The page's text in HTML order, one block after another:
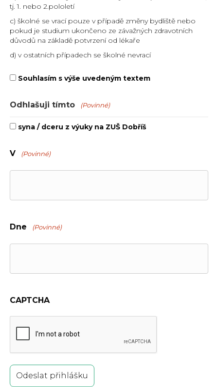
tj. 1. nebo 2.pololetí
c) školné se vrací pouze v případě změny bydliště nebo
pokud je studium ukončeno ze závažných zdravotních
důvodů na základě potvrzení od lékaře
d) v ostatních případech se školné nevrací
Souhlasím s výše uvedeným textem
Odhlašuji tímto (Povinné)
syna / dceru z výuky na ZUŠ Dobříš
V (Povinné)
Dne (Povinné)
CAPTCHA